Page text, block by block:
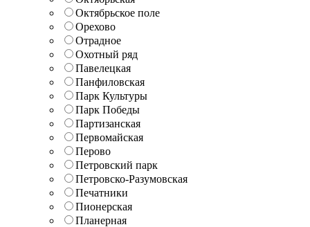
Октябрьское поле
Орехово
Отрадное
Охотный ряд
Павелецкая
Панфиловская
Парк Культуры
Парк Победы
Партизанская
Первомайская
Перово
Петровский парк
Петровско-Разумовская
Печатники
Пионерская
Планерная